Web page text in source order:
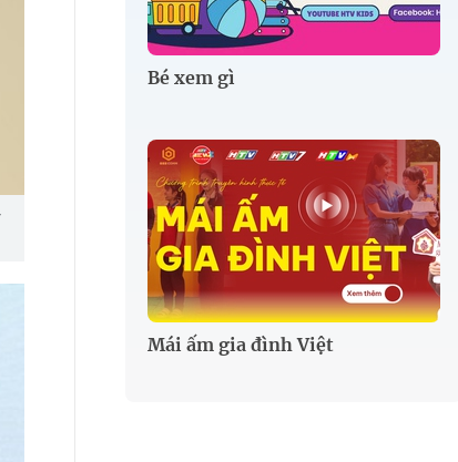
Bé xem gì
Mái ấm gia đình Việt